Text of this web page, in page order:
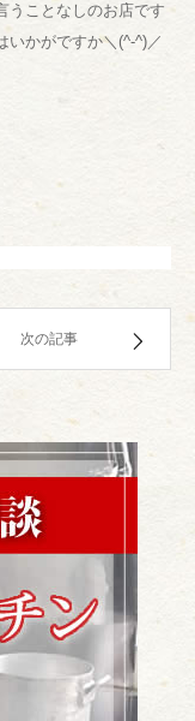
うことなしのお店です
いかがですか＼(^-^)／
次の記事